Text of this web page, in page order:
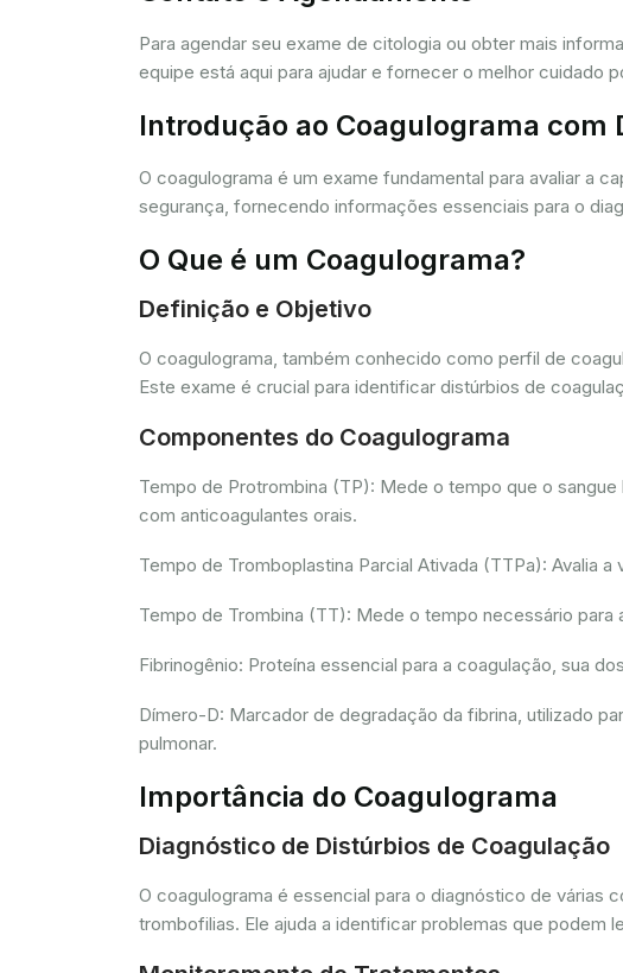
Para agendar seu exame de citologia ou obter mais
equipe está aqui para ajudar e fornecer o melhor cuidado
Introdução ao Coagulograma com
O coagulograma é um exame fundamental para avaliar a
segurança, fornecendo informações essenciais para o
O Que é um Coagulograma?
Definição e Objetivo
O coagulograma, também conhecido como perfil de
Este exame é crucial para identificar distúrbios de
Componentes do Coagulograma
Tempo de Protrombina (TP): Mede o tempo que o
com anticoagulantes orais.
Tempo de Tromboplastina Parcial Ativada (TTPa): Avalia
Tempo de Trombina (TT): Mede o tempo necessário
Fibrinogênio: Proteína essencial para a coagulação, sua
Dímero-D: Marcador de degradação da fibrina, utilizado
pulmonar.
Importância do Coagulograma
Diagnóstico de Distúrbios de Coagulação
O coagulograma é essencial para o diagnóstico de várias
trombofilias. Ele ajuda a identificar problemas que podem